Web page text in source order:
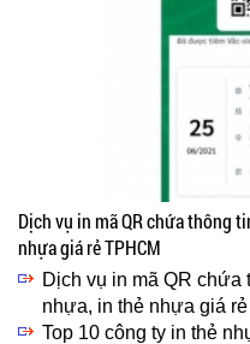
Dịch vụ in mã QR chứa thông
nhựa giá rẻ TPHCM
Dịch vụ in mã QR chứa
nhựa, in thẻ nhựa giá
Top 10 công ty in thẻ